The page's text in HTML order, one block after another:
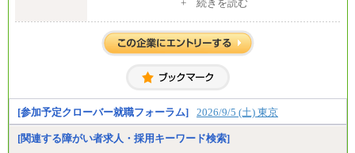
月給 200,000円～250,000円
入社時の処遇は経験・能力を考慮の上、当社規程に
より決定します。
お伝えします。
+ 続きを読む
[参加予定クローバー就職フォーラム] 2026/9/5 (土) 東京
[関連する障がい者求人・採用キーワード検索]